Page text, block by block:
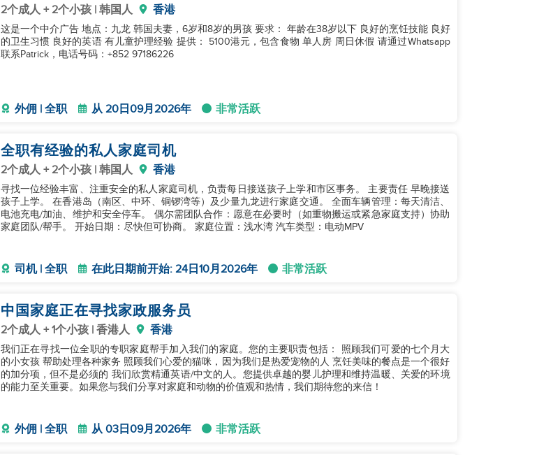
2个成人 + 2个小孩 | 韩国人 香港
这是一个中介广告 地点：九龙 韩国夫妻，6岁和8岁的男孩 要求： 年龄在38岁以下 良好的烹饪技能 良好
的卫生习惯 良好的英语 有儿童护理经验 提供： 5100港元，包含食物 单人房 周日休假 请通过Whatsapp
联系Patrick，电话号码：+852 97186226
外佣 | 全职 从 20日09月2026年 非常活跃
全职有经验的私人家庭司机
2个成人 + 2个小孩 | 韩国人 香港
寻找一位经验丰富、注重安全的私人家庭司机，负责每日接送孩子上学和市区事务。 主要责任 早晚接送
孩子上学。 在香港岛（南区、中环、铜锣湾等）及少量九龙进行家庭交通。 全面车辆管理：每天清洁、
电池充电/加油、维护和安全停车。 偶尔需团队合作：愿意在必要时（如重物搬运或紧急家庭支持）协助
家庭团队/帮手。 开始日期：尽快但可协商。 家庭位置：浅水湾 汽车类型：电动MPV
司机 | 全职 在此日期前开始: 24日10月2026年 非常活跃
中国家庭正在寻找家政服务员
2个成人 + 1个小孩 | 香港人 香港
我们正在寻找一位全职的专职家庭帮手加入我们的家庭。您的主要职责包括： 照顾我们可爱的七个月大
的小女孩 帮助处理各种家务 照顾我们心爱的猫咪，因为我们是热爱宠物的人 烹饪美味的餐点是一个很好
的加分项，但不是必须的 我们欣赏精通英语/中文的人。您提供卓越的婴儿护理和维持温暖、关爱的环境
的能力至关重要。如果您与我们分享对家庭和动物的价值观和热情，我们期待您的来信！
外佣 | 全职 从 03日09月2026年 非常活跃